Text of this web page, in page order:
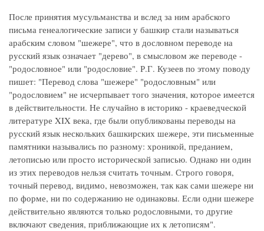
После принятия мусульманства и вслед за ним арабского
письма генеалогические записи у башкир стали называться
арабским словом "шежере", что в дословном переводе на
русский язык означает "дерево", в смысловом же переводе -
"родословное" или "родословие". Р.Г. Кузеев по этому поводу
пишет: "Перевод слова "шежере" "родословным" или
"родословием" не исчерпывает того значения, которое имеется
в действительности. Не случайно в историко - краеведческой
литературе XIX века, где были опубликованы переводы на
русский язык нескольких башкирских шежере, эти письменные
памятники назывались по разному: хроникой, преданием,
летописью или просто исторической записью. Однако ни один
из этих переводов нельзя считать точным. Строго говоря,
точный перевод, видимо, невозможен, так как сами шежере ни
по форме, ни по содержанию не одинаковы. Если одни шежере
действительно являются только родословными, то другие
включают сведения, приближающие их к летописям".